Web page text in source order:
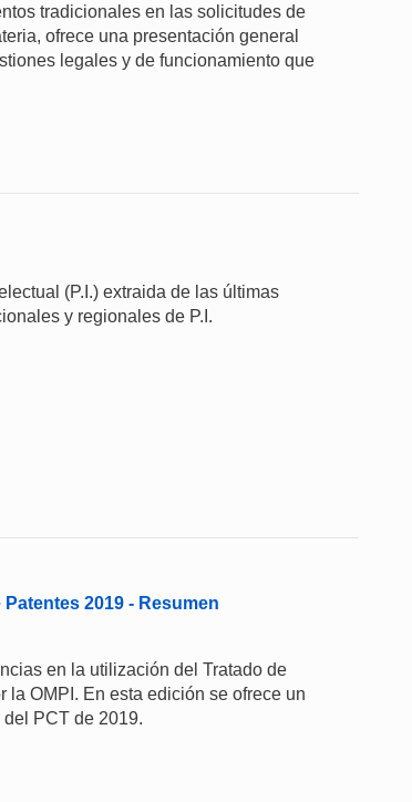
tradicionales en las solicitudes de
ofrece una presentación general
legales y de funcionamiento que
(P.I.) extraida de las últimas
y regionales de P.I.
2019 - Resumen
en la utilización del Tratado de
OMPI. En esta edición se ofrece un
PCT de 2019.